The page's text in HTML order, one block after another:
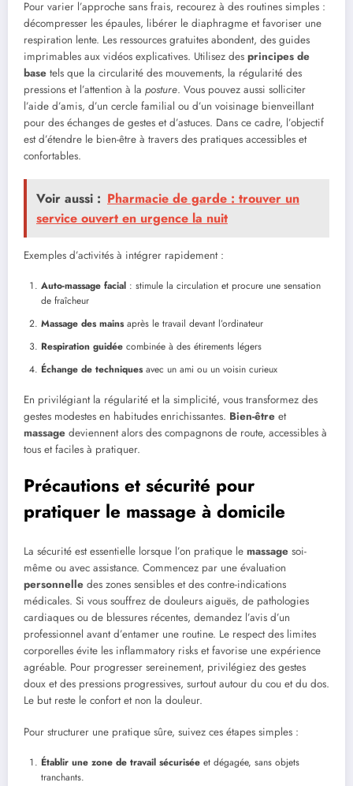
Pour varier l’approche sans frais, recourez à des routines simples :
décompresser les épaules, libérer le diaphragme et favoriser une
respiration lente. Les ressources gratuites abondent, des guides
imprimables aux vidéos explicatives. Utilisez des principes de
base tels que la circularité des mouvements, la régularité des
pressions et l’attention à la posture. Vous pouvez aussi solliciter
l’aide d’amis, d’un cercle familial ou d’un voisinage bienveillant
pour des échanges de gestes et d’astuces. Dans ce cadre, l’objectif
est d’étendre le bien-être à travers des pratiques accessibles et
confortables.
Voir aussi : Pharmacie de garde : trouver un
service ouvert en urgence la nuit
Exemples d’activités à intégrer rapidement :
Auto-massage facial : stimule la circulation et procure une sensation
de fraîcheur
Massage des mainsaprès le travail devant l’ordinateur
Respiration guidée combinée à des étirements légers
Échange de techniquesavec un ami ou un voisin curieux
En privilégiant la régularité et la simplicité, vous transformez des
gestes modestes en habitudes enrichissantes. Bien-être et
massage deviennent alors des compagnons de route, accessibles à
tous et faciles à pratiquer.
Précautions et sécurité pour
pratiquer le massage à domicile
La sécurité est essentielle lorsque l’on pratique le massage soi-
même ou avec assistance. Commencez par une évaluation
personnelle des zones sensibles et des contre-indications
médicales. Si vous souffrez de douleurs aiguës, de pathologies
cardiaques ou de blessures récentes, demandez l’avis d’un
professionnel avant d’entamer une routine. Le respect des limites
corporelles évite les inflammatory risks et favorise une expérience
agréable. Pour progresser sereinement, privilégiez des gestes
doux et des pressions progressives, surtout autour du cou et du dos.
Le but reste le confort et non la douleur.
Pour structurer une pratique sûre, suivez ces étapes simples :
Établir une zone de travail sécurisée et dégagée, sans objets
tranchants.